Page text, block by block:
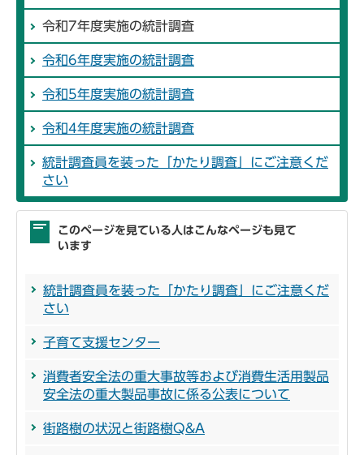
令和7年度実施の統計調査
令和6年度実施の統計調査
令和5年度実施の統計調査
令和4年度実施の統計調査
統計調査員を装った「かたり調査」にご注意くだ
さい
このページを見ている人はこんなページも見て
います
統計調査員を装った「かたり調査」にご注意くだ
さい
子育て支援センター
消費者安全法の重大事故等および消費生活用製品
安全法の重大製品事故に係る公表について
街路樹の状況と街路樹Q&A